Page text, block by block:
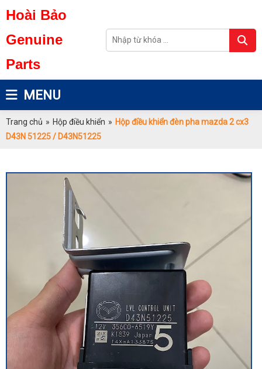
Hoài Bảo
Genuine
Parts
MENU
Trang chủ » Hộp điều khiển » Hộp điều khiển đèn pha mazda 2 cx3
D43N 51225 / D43N51225